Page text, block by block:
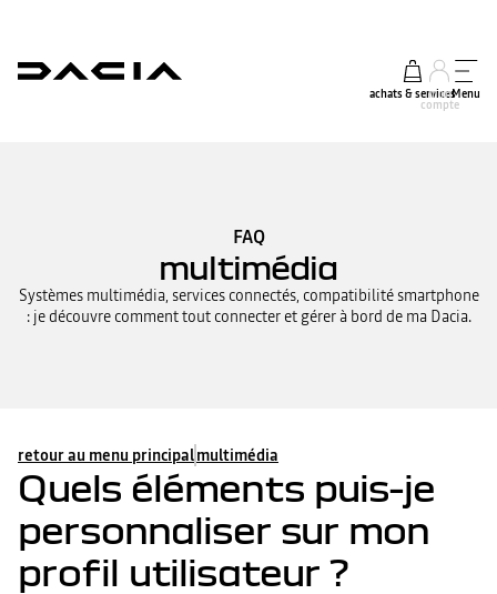
achats & services
mon
compte
Menu
FAQ
multimédia
Systèmes multimédia, services connectés, compatibilité smartphone
: je découvre comment tout connecter et gérer à bord de ma Dacia.
retour au menu principalmultimédia
Quels éléments puis-je
personnaliser sur mon
profil utilisateur ?